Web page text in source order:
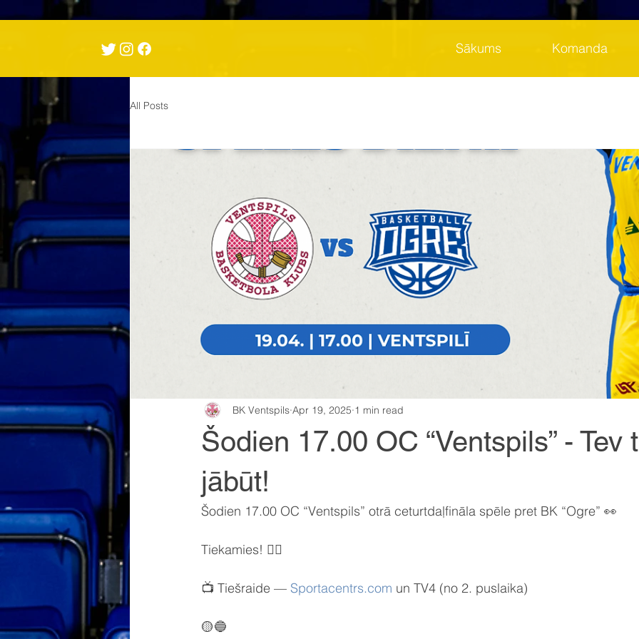
Sākums Komanda
All Posts
Šodien 17.00 OC “Ventspils” - Tev
jābūt!
BK Ventspils Apr 19, 2025 1 min read
Šodien 17.00 OC “Ventspils” otrā ceturtdaļfināla spēle pret BK “Ogre” 👀
Tiekamies! ✌🏼
📺 Tiešraide — Sportacentrs.com un TV4 (no 2. puslaika)
🟡🔵